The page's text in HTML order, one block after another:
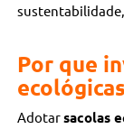
Por que
Adotarsacolas